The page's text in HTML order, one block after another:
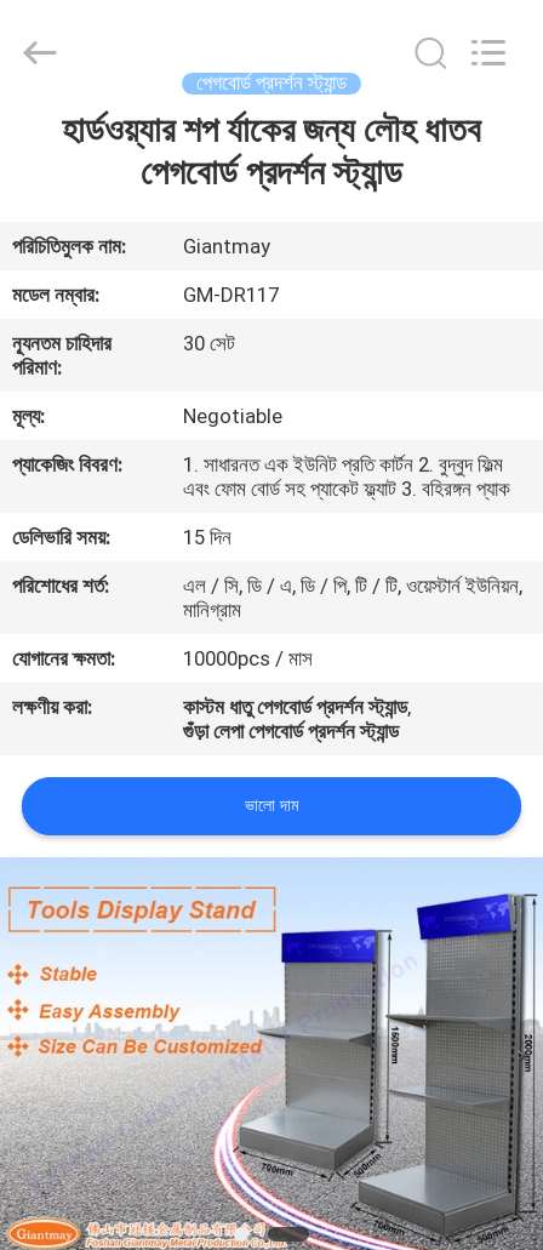
আমাদের
সম্পর্কে
কারখানা
ভ্রমণ
মান
নিয়ন্ত্রণ
যোগাযোগ
করুন
খবর
কেস
Copyright
fsgiantmay.com.
পেগবোর্ড প্রদর্শন স্ট্যান্ড
হার্ডওয়্যার শপ র্যাকের জন্য লৌহ ধাতব
পেগবোর্ড প্রদর্শন স্ট্যান্ড
পরিচিতিমুলক নাম:
Giantmay
মডেল নম্বার:
GM-DR117
ন্যূনতম চাহিদার
পরিমাণ:
30 সেট
মূল্য:
Negotiable
প্যাকেজিং বিবরণ:
1. সাধারনত এক ইউনিট প্রতি কার্টন 2. বুদ্বুদ ফিল্ম
এবং ফোম বোর্ড সহ প্যাকেট ফ্ল্যাট 3. বহিরঙ্গন প্যাক
ডেলিভারি সময়:
15 দিন
পরিশোধের শর্ত:
এল / সি, ডি / এ, ডি / পি, টি / টি, ওয়েস্টার্ন ইউনিয়ন,
মানিগ্রাম
যোগানের ক্ষমতা:
10000pcs / মাস
লক্ষণীয় করা:
কাস্টম ধাতু পেগবোর্ড প্রদর্শন স্ট্যান্ড,
গুঁড়া লেপা পেগবোর্ড প্রদর্শন স্ট্যান্ড
ভালো দাম